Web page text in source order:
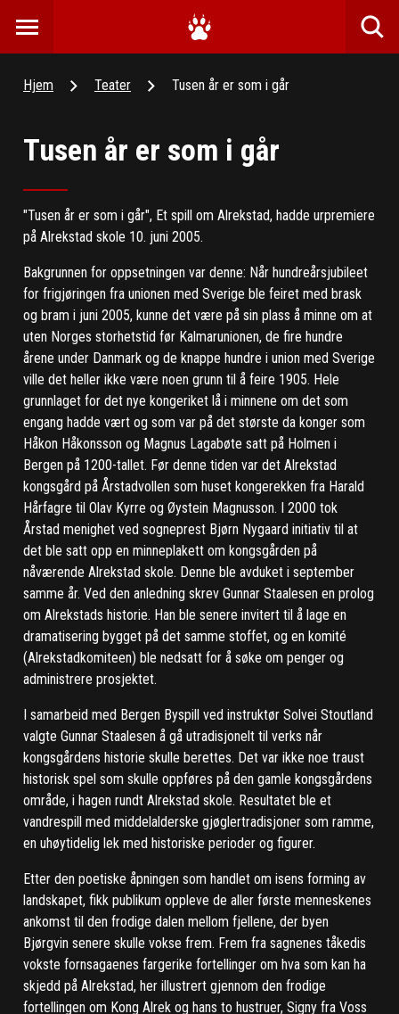
Hjem Teater Tusen år er som i går
Tusen år er som i går
"Tusen år er som i går", Et spill om Alrekstad, hadde urpremiere
på Alrekstad skole 10. juni 2005.
Bakgrunnen for oppsetningen var denne: Når hundreårsjubileet
for frigjøringen fra unionen med Sverige ble feiret med brask
og bram i juni 2005, kunne det være på sin plass å minne om at
uten Norges storhetstid før Kalmarunionen, de fire hundre
årene under Danmark og de knappe hundre i union med Sverige
ville det heller ikke være noen grunn til å feire 1905. Hele
grunnlaget for det nye kongeriket lå i minnene om det som
engang hadde vært og som var på det største da konger som
Håkon Håkonsson og Magnus Lagabøte satt på Holmen i
Bergen på 1200-tallet. Før denne tiden var det Alrekstad
kongsgård på Årstadvollen som huset kongerekken fra Harald
Hårfagre til Olav Kyrre og Øystein Magnusson. I 2000 tok
Årstad menighet ved sogneprest Bjørn Nygaard initiativ til at
det ble satt opp en minneplakett om kongsgården på
nåværende Alrekstad skole. Denne ble avduket i september
samme år. Ved den anledning skrev Gunnar Staalesen en prolog
om Alrekstads historie. Han ble senere invitert til å lage en
dramatisering bygget på det samme stoffet, og en komité
(Alrekstadkomiteen) ble nedsatt for å søke om penger og
administrere prosjektet.
I samarbeid med Bergen Byspill ved instruktør Solvei Stoutland
valgte Gunnar Staalesen å gå utradisjonelt til verks når
kongsgårdens historie skulle berettes. Det var ikke noe traust
historisk spel som skulle oppføres på den gamle kongsgårdens
område, i hagen rundt Alrekstad skole. Resultatet ble et
vandrespill med middelalderske gjøglertradisjoner som ramme,
en uhøytidelig lek med historiske perioder og figurer.
Etter den poetiske åpningen som handlet om isens forming av
landskapet, fikk publikum oppleve de aller første menneskenes
ankomst til den frodige dalen mellom fjellene, der byen
Bjørgvin senere skulle vokse frem. Frem fra sagnenes tåkedis
vokste fornsagaenes fargerike fortellinger om hva som kan ha
skjedd på Alrekstad, her illustrert gjennom den frodige
fortellingen om Kong Alrek og hans to hustruer, Signy fra Voss